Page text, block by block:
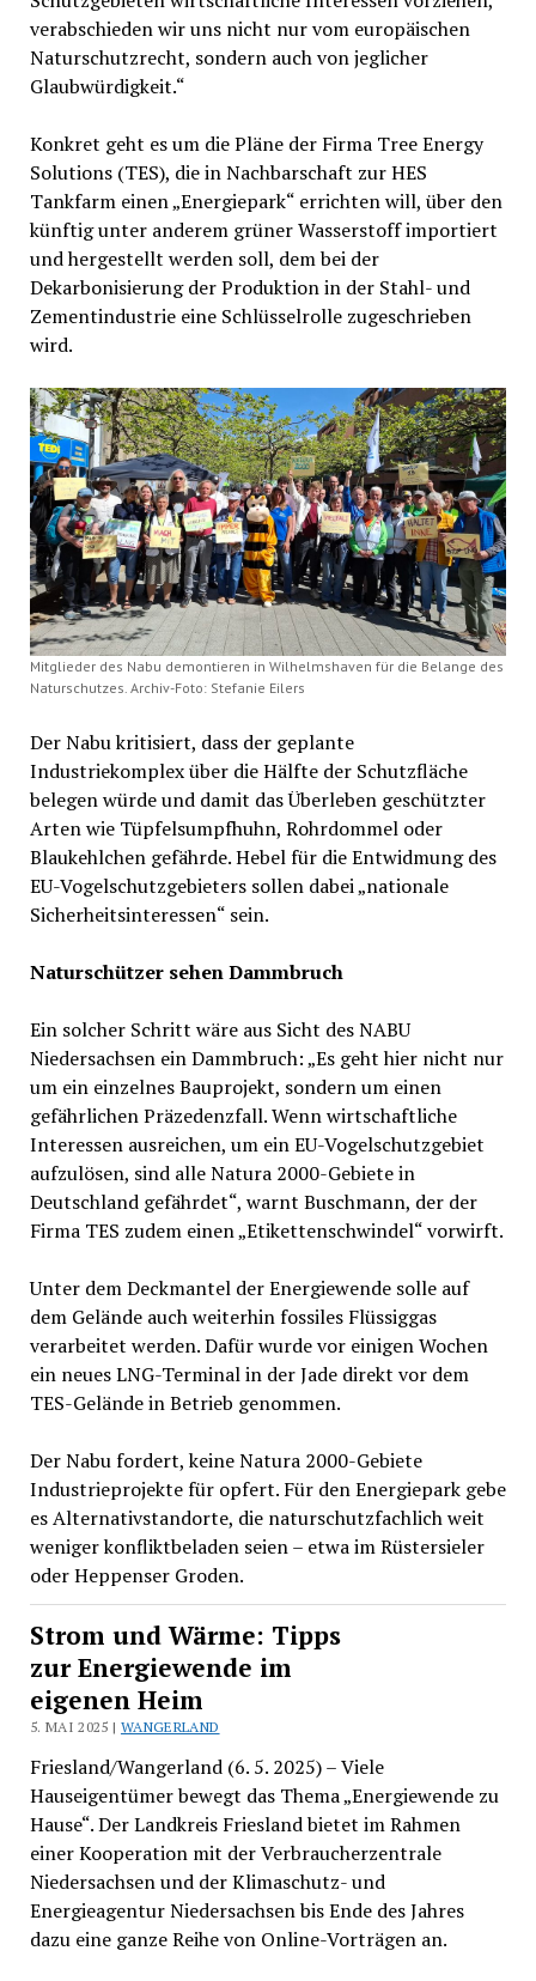
verabschieden wir uns nicht nur vom europäischen
Naturschutzrecht, sondern auch von jeglicher
Glaubwürdigkeit.“
Konkret geht es um die Pläne der Firma Tree Energy
Solutions (TES), die in Nachbarschaft zur HES
Tankfarm einen „Energiepark“ errichten will, über den
künftig unter anderem grüner Wasserstoff importiert
und hergestellt werden soll, dem bei der
Dekarbonisierung der Produktion in der Stahl- und
Zementindustrie eine Schlüsselrolle zugeschrieben
wird.
Mitglieder des Nabu demontieren in Wilhelmshaven für die Belange des
Naturschutzes. Archiv-Foto: Stefanie Eilers
Der Nabu kritisiert, dass der geplante
Industriekomplex über die Hälfte der Schutzfläche
belegen würde und damit das Überleben geschützter
Arten wie Tüpfelsumpfhuhn, Rohrdommel oder
Blaukehlchen gefährde. Hebel für die Entwidmung des
EU-Vogelschutzgebieters sollen dabei „nationale
Sicherheitsinteressen“ sein.
Naturschützer sehen Dammbruch
Ein solcher Schritt wäre aus Sicht des NABU
Niedersachsen ein Dammbruch: „Es geht hier nicht nur
um ein einzelnes Bauprojekt, sondern um einen
gefährlichen Präzedenzfall. Wenn wirtschaftliche
Interessen ausreichen, um ein EU-Vogelschutzgebiet
aufzulösen, sind alle Natura 2000-Gebiete in
Deutschland gefährdet“, warnt Buschmann, der der
Firma TES zudem einen „Etikettenschwindel“ vorwirft.
Unter dem Deckmantel der Energiewende solle auf
dem Gelände auch weiterhin fossiles Flüssiggas
verarbeitet werden. Dafür wurde vor einigen Wochen
ein neues LNG-Terminal in der Jade direkt vor dem
TES-Gelände in Betrieb genommen.
Der Nabu fordert, keine Natura 2000-Gebiete
Industrieprojekte für opfert. Für den Energiepark gebe
es Alternativstandorte, die naturschutzfachlich weit
weniger konfliktbeladen seien – etwa im Rüstersieler
oder Heppenser Groden.
Strom und Wärme: Tipps
zur Energiewende im
eigenen Heim
5. MAI 2025 | WANGERLAND
Friesland/Wangerland (6. 5. 2025) – Viele
Hauseigentümer bewegt das Thema „Energiewende zu
Hause“. Der Landkreis Friesland bietet im Rahmen
einer Kooperation mit der Verbraucherzentrale
Niedersachsen und der Klimaschutz- und
Energieagentur Niedersachsen bis Ende des Jahres
dazu eine ganze Reihe von Online-Vorträgen an.